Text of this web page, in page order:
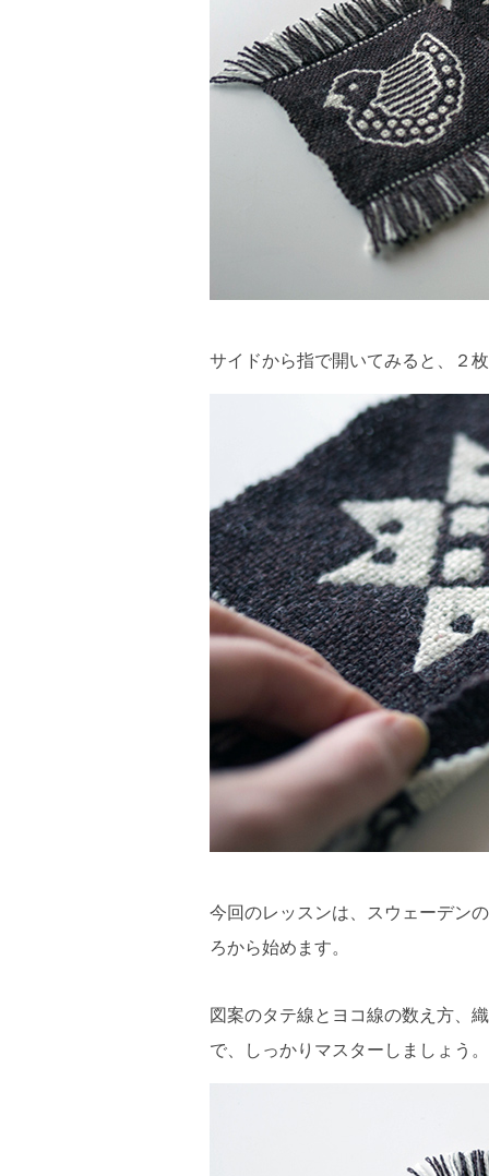
サイドから指で開いてみると、２
今回のレッスンは、スウェーデン
ろから始めます。
図案のタテ線とヨコ線の数え方、
で、しっかりマスターしましょう。